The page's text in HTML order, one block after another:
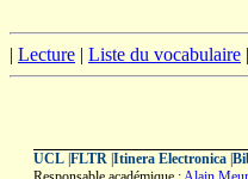
| Lecture | Liste du vocabulaire |
UCL FLTR Itinera Electronica